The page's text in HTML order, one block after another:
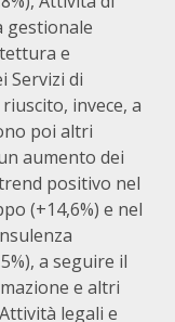
gestionale
e
Servizi di
invece, a
poi altri
aumento dei
positivo nel
(+14,6%) e nel
a seguire il
e altri
legali e